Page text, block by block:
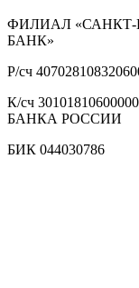
ФИЛИАЛ «САНКТ-
БАНК»
Р/сч
К/сч
БАНКА РОССИИ
БИК 044030786